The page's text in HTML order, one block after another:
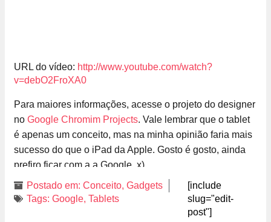
URL do vídeo: http://www.youtube.com/watch?
v=debO2FroXA0
Para maiores informações, acesse o projeto do designer
no Google Chromim Projects. Vale lembrar que o tablet
é apenas um conceito, mas na minha opinião faria mais
sucesso do que o iPad da Apple. Gosto é gosto, ainda
prefiro ficar com a a Google. x)
Postado em: Conceito, Gadgets
Tags: Google, Tablets
[include
slug="edit-
post"]